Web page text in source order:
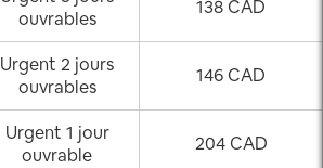
ouvrables
138 CAD
Urgent 2 jours
ouvrables
146 CAD
Urgent 1 jour
ouvrable
204 CAD